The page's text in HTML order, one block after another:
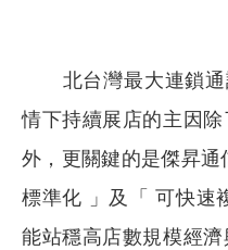
北台灣最大連鎖通
情下持續展店的主因
外，更關鍵的是傑昇
標準化 」及「 可快速
能站穩高店數規模經